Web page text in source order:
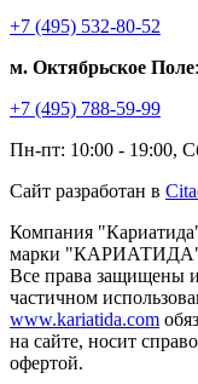
+7 (495) 532-80-52
м. Октябрьское Поле
+7 (495) 788-59-99
Пн-пт: 10:00 - 19:00,
Сайт разработан в
Компания
марки
Все права защищены
частичном
www.kariatida.com
на сайте, носит
офертой.